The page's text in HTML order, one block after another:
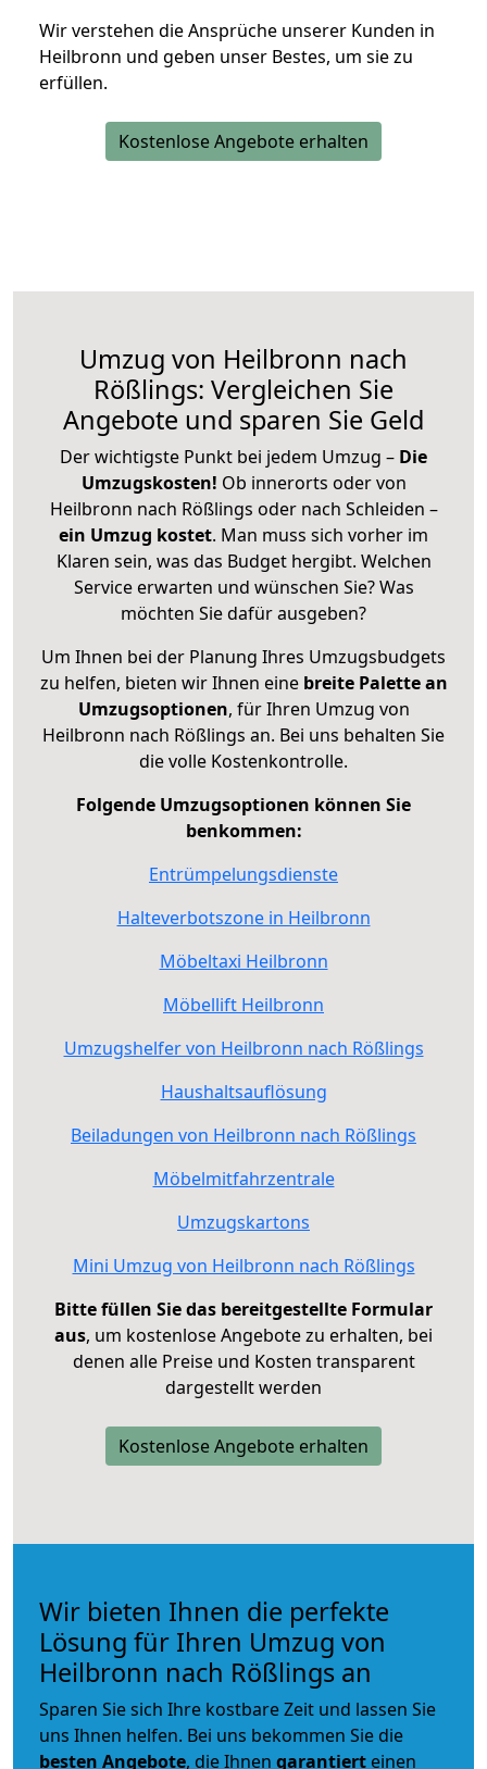
Wir verstehen die Ansprüche unserer Kunden in
Heilbronn und geben unser Bestes, um sie zu
erfüllen.
Kostenlose Angebote erhalten
Umzug von Heilbronn nach
Rößlings: Vergleichen Sie
Angebote und sparen Sie Geld
Der wichtigste Punkt bei jedem Umzug – Die
Umzugskosten! Ob innerorts oder von
Heilbronn nach Rößlings oder nach Schleiden –
ein Umzug kostet. Man muss sich vorher im
Klaren sein, was das Budget hergibt. Welchen
Service erwarten und wünschen Sie? Was
möchten Sie dafür ausgeben?
Um Ihnen bei der Planung Ihres Umzugsbudgets
zu helfen, bieten wir Ihnen eine breite Palette an
Umzugsoptionen, für Ihren Umzug von
Heilbronn nach Rößlings an. Bei uns behalten Sie
die volle Kostenkontrolle.
Folgende Umzugsoptionen können Sie
benkommen:
Entrümpelungsdienste
Halteverbotszone in Heilbronn
Möbeltaxi Heilbronn
Möbellift Heilbronn
Umzugshelfer von Heilbronn nach Rößlings
Haushaltsauflösung
Beiladungen von Heilbronn nach Rößlings
Möbelmitfahrzentrale
Umzugskartons
Mini Umzug von Heilbronn nach Rößlings
Bitte füllen Sie das bereitgestellte Formular
aus, um kostenlose Angebote zu erhalten, bei
denen alle Preise und Kosten transparent
dargestellt werden
Kostenlose Angebote erhalten
Wir bieten Ihnen die perfekte
Lösung für Ihren Umzug von
Heilbronn nach Rößlings an
Sparen Sie sich Ihre kostbare Zeit und lassen Sie
uns Ihnen helfen. Bei uns bekommen Sie die
besten Angebote, die Ihnen garantiert einen